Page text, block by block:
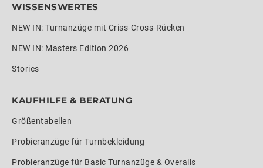
WISSENSWERTES
NEW IN: Turnanzüge mit Criss-Cross-Rücken
NEW IN: Masters Edition 2026
Stories
KAUFHILFE & BERATUNG
Größentabellen
Probieranzüge für Turnbekleidung
Probieranzüge für Basic Turnanzüge & Overalls